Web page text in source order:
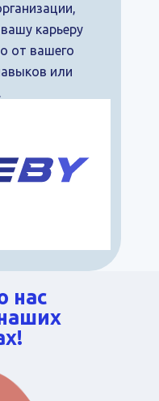
карьеру
от вашего
или
нас